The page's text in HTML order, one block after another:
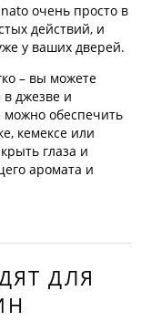
очень просто в
действий, и
у ваших дверей.
– вы можете
джезве и
можно обеспечить
кемексе или
глаза и
аромата и
ДЛЯ